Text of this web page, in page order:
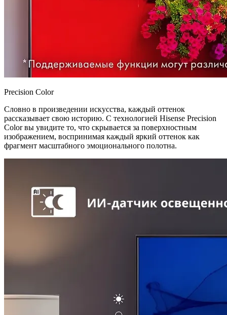
Precision Color
Словно в произведении искусства, каждый оттенок
рассказывает свою историю. С технологией Hisense Precision
Color вы увидите то, что скрывается за поверхностным
изображением, воспринимая каждый яркий оттенок как
фрагмент масштабного эмоционального полотна.